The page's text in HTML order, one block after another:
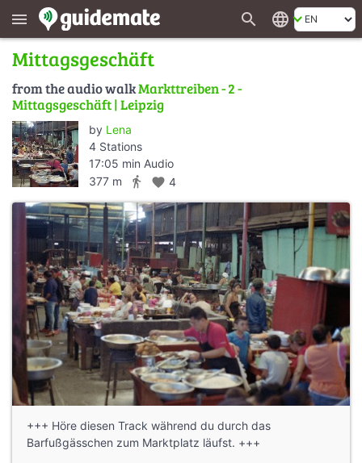
menu search language
Mittagsgeschäft
from the audio walkMarkttreiben - 2 -
Mittagsgeschäft | Leipzig
by Lena
4 Stations
17:05 min Audio
377 m
directions_walk favorite 4
+++ Höre diesen Track während du durch das
Barfußgässchen zum Marktplatz läufst. +++